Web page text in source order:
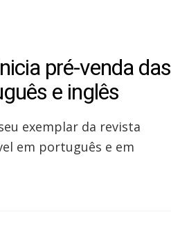
pré-venda das
e inglês
exemplar da revista
em português e em